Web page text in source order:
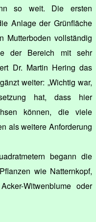
so weit. Die ersten
Anlage der Grünfläche
Mutterboden vollständig
der Bereich mit sehr
Dr. Martin Hering das
weiter: „Wichtig war,
hat, dass hier
können, die viele
als weitere Anforderung
begann die
wie Natternkopf,
Witwenblume oder